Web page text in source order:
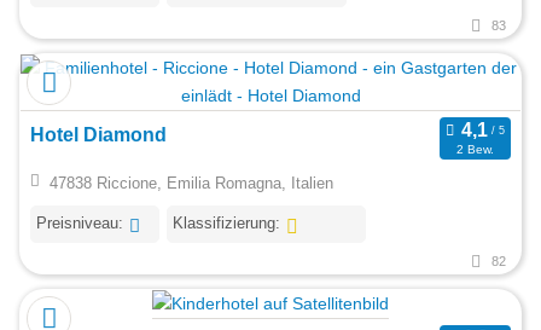
83
Hotel Diamond
2 Bew.
47838 Riccione, Emilia Romagna, Italien
Preisniveau: Klassifizierung:
82